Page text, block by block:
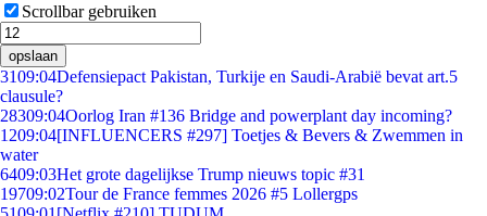
Scrollbar gebruiken
opslaan
3109:04Defensiepact Pakistan, Turkije en Saudi-Arabië bevat art.5
clausule?
28309:04Oorlog Iran #136 Bridge and powerplant day incoming?
1209:04[INFLUENCERS #297] Toetjes & Bevers & Zwemmen in
water
6409:03Het grote dagelijkse Trump nieuws topic #31
19709:02Tour de France femmes 2026 #5 Lollergps